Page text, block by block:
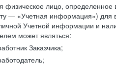
физическое лицо,
— «Учетная информация»)
Учетной информации и
может являться:
Заказчика;